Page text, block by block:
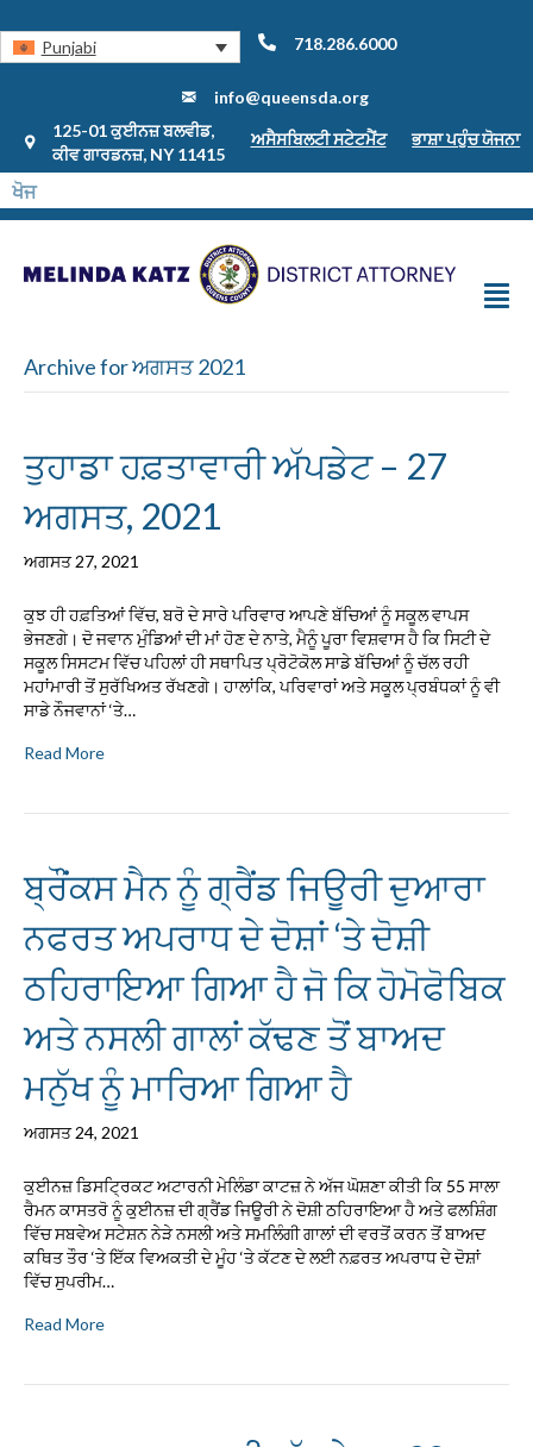
Punjabi 718.286.6000
info@queensda.org
125-01 ਕੁਈਨਜ਼ ਬਲਵੀਡ,
ਕੀਵ ਗਾਰਡਨਜ਼, NY 11415
ਅਸੈਸਬਿਲਟੀ ਸਟੇਟਮੈਂਟ ਭਾਸ਼ਾ ਪਹੁੰਚ ਯੋਜਨਾ
Archive for ਅਗਸਤ 2021
ਤੁਹਾਡਾ ਹਫ਼ਤਾਵਾਰੀ ਅੱਪਡੇਟ – 27
ਅਗਸਤ, 2021
ਅਗਸਤ 27, 2021
ਕੁਝ ਹੀ ਹਫ਼ਤਿਆਂ ਵਿੱਚ, ਬਰੋ ਦੇ ਸਾਰੇ ਪਰਿਵਾਰ ਆਪਣੇ ਬੱਚਿਆਂ ਨੂੰ ਸਕੂਲ ਵਾਪਸ
ਭੇਜਣਗੇ। ਦੋ ਜਵਾਨ ਮੁੰਡਿਆਂ ਦੀ ਮਾਂ ਹੋਣ ਦੇ ਨਾਤੇ, ਮੈਨੂੰ ਪੂਰਾ ਵਿਸ਼ਵਾਸ ਹੈ ਕਿ ਸਿਟੀ ਦੇ
ਸਕੂਲ ਸਿਸਟਮ ਵਿੱਚ ਪਹਿਲਾਂ ਹੀ ਸਥਾਪਿਤ ਪ੍ਰੋਟੋਕੋਲ ਸਾਡੇ ਬੱਚਿਆਂ ਨੂੰ ਚੱਲ ਰਹੀ
ਮਹਾਂਮਾਰੀ ਤੋਂ ਸੁਰੱਖਿਅਤ ਰੱਖਣਗੇ। ਹਾਲਾਂਕਿ, ਪਰਿਵਾਰਾਂ ਅਤੇ ਸਕੂਲ ਪ੍ਰਬੰਧਕਾਂ ਨੂੰ ਵੀ
ਸਾਡੇ ਨੌਜਵਾਨਾਂ ‘ਤੇ…
Read More
ਬ੍ਰੌਂਕਸ ਮੈਨ ਨੂੰ ਗ੍ਰੈਂਡ ਜਿਊਰੀ ਦੁਆਰਾ
ਨਫਰਤ ਅਪਰਾਧ ਦੇ ਦੋਸ਼ਾਂ ‘ਤੇ ਦੋਸ਼ੀ
ਠਹਿਰਾਇਆ ਗਿਆ ਹੈ ਜੋ ਕਿ ਹੋਮੋਫੋਬਿਕ
ਅਤੇ ਨਸਲੀ ਗਾਲਾਂ ਕੱਢਣ ਤੋਂ ਬਾਅਦ
ਮਨੁੱਖ ਨੂੰ ਮਾਰਿਆ ਗਿਆ ਹੈ
ਅਗਸਤ 24, 2021
ਕੁਈਨਜ਼ ਡਿਸਟ੍ਰਿਕਟ ਅਟਾਰਨੀ ਮੇਲਿੰਡਾ ਕਾਟਜ਼ ਨੇ ਅੱਜ ਘੋਸ਼ਣਾ ਕੀਤੀ ਕਿ 55 ਸਾਲਾ
ਰੈਮਨ ਕਾਸਤਰੋ ਨੂੰ ਕੁਈਨਜ਼ ਦੀ ਗ੍ਰੈਂਡ ਜਿਊਰੀ ਨੇ ਦੋਸ਼ੀ ਠਹਿਰਾਇਆ ਹੈ ਅਤੇ ਫਲਸ਼ਿੰਗ
ਵਿੱਚ ਸਬਵੇਅ ਸਟੇਸ਼ਨ ਨੇੜੇ ਨਸਲੀ ਅਤੇ ਸਮਲਿੰਗੀ ਗਾਲਾਂ ਦੀ ਵਰਤੋਂ ਕਰਨ ਤੋਂ ਬਾਅਦ
ਕਥਿਤ ਤੌਰ ‘ਤੇ ਇੱਕ ਵਿਅਕਤੀ ਦੇ ਮੂੰਹ ‘ਤੇ ਕੱਟਣ ਦੇ ਲਈ ਨਫ਼ਰਤ ਅਪਰਾਧ ਦੇ ਦੋਸ਼ਾਂ
ਵਿੱਚ ਸੁਪਰੀਮ…
Read More